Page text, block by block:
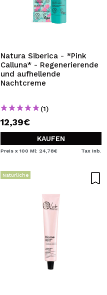
Natura Siberica - *Pink
Calluna* - Regenerierende
und aufhellende
Nachtcreme
(1)
12,39€
KAUFEN
Preis x 100 Ml: 24,78€ Tax Inb.
Natürliche